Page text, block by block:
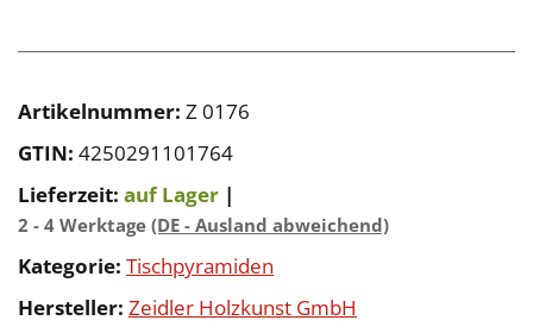
Artikelnummer: Z 0176
GTIN: 4250291101764
Lieferzeit: auf Lager |
2 - 4 Werktage (DE - Ausland abweichend)
Kategorie: Tischpyramiden
Hersteller: Zeidler Holzkunst GmbH